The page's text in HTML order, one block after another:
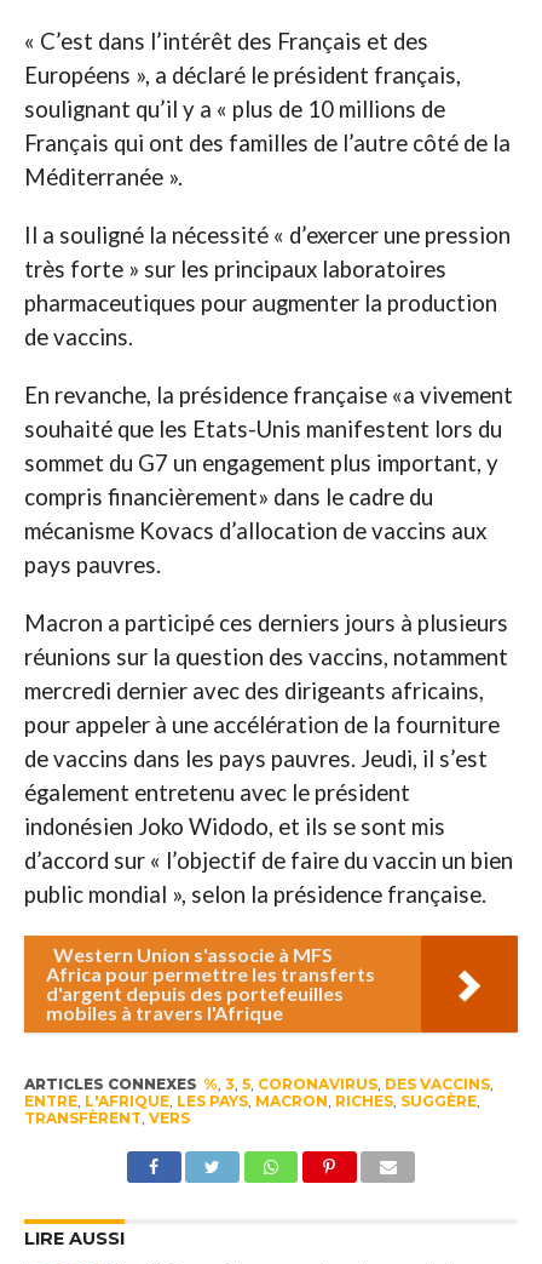
« C’est dans l’intérêt des Français et des
Européens », a déclaré le président français,
soulignant qu’il y a « plus de 10 millions de
Français qui ont des familles de l’autre côté de la
Méditerranée ».
Il a souligné la nécessité « d’exercer une pression
très forte » sur les principaux laboratoires
pharmaceutiques pour augmenter la production
de vaccins.
En revanche, la présidence française «a vivement
souhaité que les Etats-Unis manifestent lors du
sommet du G7 un engagement plus important, y
compris financièrement» dans le cadre du
mécanisme Kovacs d’allocation de vaccins aux
pays pauvres.
Macron a participé ces derniers jours à plusieurs
réunions sur la question des vaccins, notamment
mercredi dernier avec des dirigeants africains,
pour appeler à une accélération de la fourniture
de vaccins dans les pays pauvres. Jeudi, il s’est
également entretenu avec le président
indonésien Joko Widodo, et ils se sont mis
d’accord sur « l’objectif de faire du vaccin un bien
public mondial », selon la présidence française.
Western Union s'associe à MFS
Africa pour permettre les transferts
d'argent depuis des portefeuilles
mobiles à travers l'Afrique
ARTICLES CONNEXES %, 3, 5, CORONAVIRUS, DES VACCINS,
ENTRE, L'AFRIQUE, LES PAYS, MACRON, RICHES, SUGGÈRE,
TRANSFÈRENT, VERS
LIRE AUSSI